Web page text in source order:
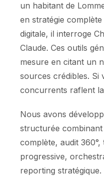
un habitant de
en stratégie
digitale, il interroge
Claude. Ces outils
mesure en citant un
sources crédibles. Si
concurrents raflent la
Nous avons
structurée
complète, audit
progressive,
reporting